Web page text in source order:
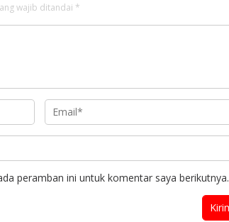
wajib ditandai *
peramban ini untuk komentar saya berikutnya.